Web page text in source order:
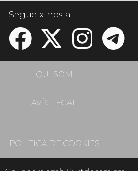
Segueix-nos a...
QUI SOM
AVÍS LEGAL
POLÍTICA DE COOKIES